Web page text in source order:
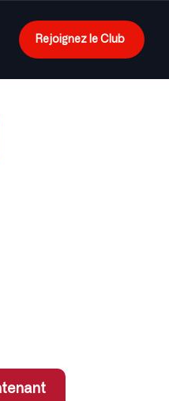
Rejoignez le Club